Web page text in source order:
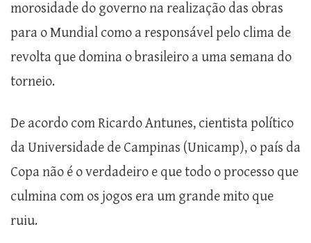
morosidade do governo na realização das obras
para o Mundial como a responsável pelo clima de
revolta que domina o brasileiro a uma semana do
torneio.
De acordo com Ricardo Antunes, cientista político
da Universidade de Campinas (Unicamp), o país da
Copa não é o verdadeiro e que todo o processo que
culmina com os jogos era um grande mito que
ruiu.